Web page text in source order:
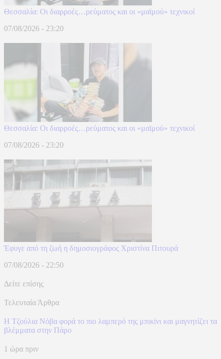
Θεσσαλία: Οι διαρροές…ρεύματος και οι «μαϊμού» τεχνικοί
07/08/2026 - 23:20
Θεσσαλία: Οι διαρροές…ρεύματος και οι «μαϊμού» τεχνικοί
07/08/2026 - 23:20
Έφυγε από τη ζωή η δημοσιογράφος Χριστίνα Πιτουρά
07/08/2026 - 22:50
Δείτε επίσης
Τελευταία Άρθρα
Η Τζούλια Νόβα φορά το πιο λαμπερό της μπικίνι και μαγνητίζει τα
βλέμματα στην Πάρο
1 ώρα πριν